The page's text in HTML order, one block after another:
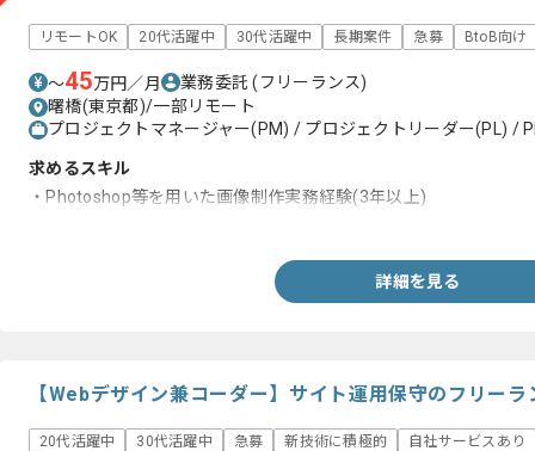
リモートOK 20代活躍中 30代活躍中 長期案件 急募 BtoB向け
〜45万円／月 業務委託(フリーランス)
曙橋(東京都)/一部リモート
プロジェクトマネージャー(PM) / プロジェクトリーダー(PL) /
求めるスキル
・Photoshop等を用いた画像制作実務経験(3年以上)
詳細を見る
【Webデザイン兼コーダー】サイト運用保守のフリー
20代活躍中 30代活躍中 急募 新技術に積極的 自社サービスあり